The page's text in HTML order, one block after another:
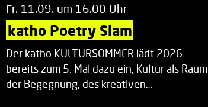
Fr. 11.09. um 16.00 Uhr
katho Poetry Slam
Der katho KULTURSOMMER lädt 2026
bereits zum 5. Mal dazu ein, Kultur als Raum
der Begegnung, des kreativen…